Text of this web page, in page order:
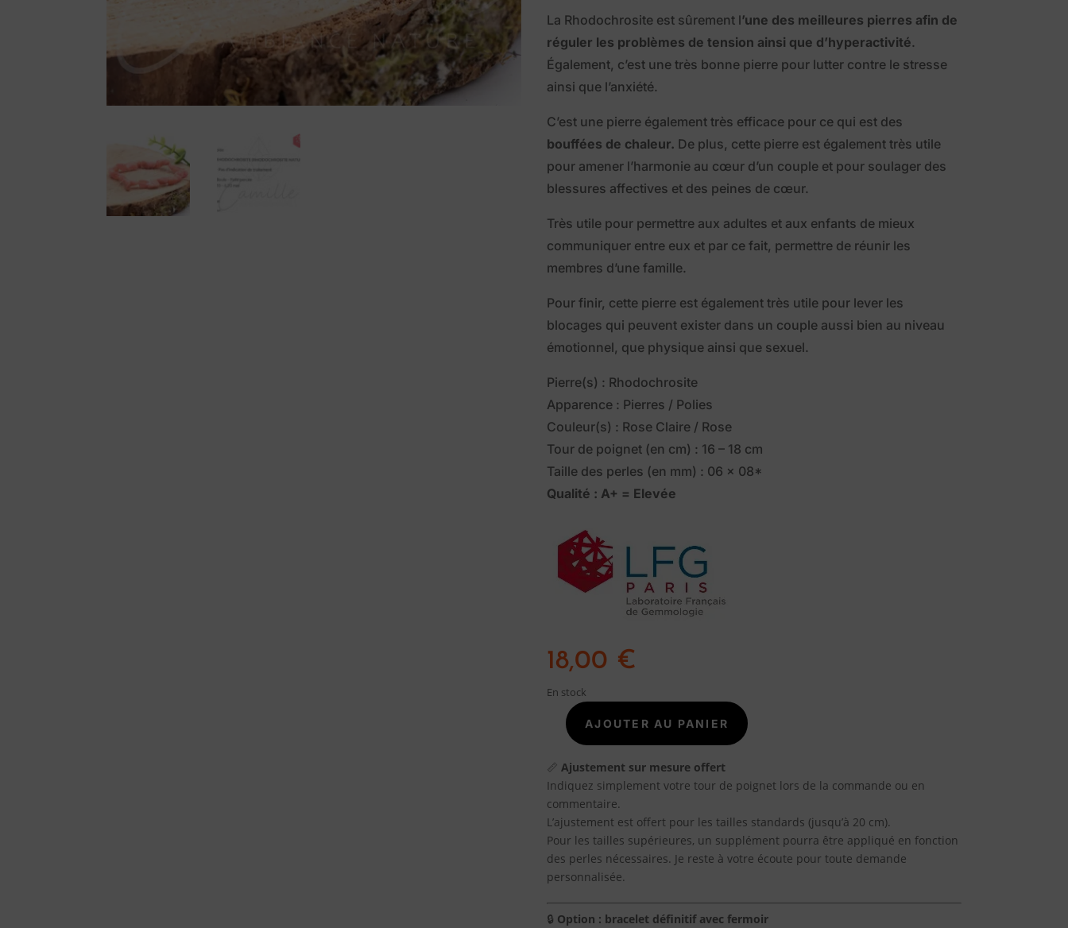
La Rhodochrosite est sûrement l’une des meilleures pierres afin de
réguler les problèmes de tension ainsi que d’hyperactivité.
Également, c’est une très bonne pierre pour lutter contre le stresse
ainsi que l’anxiété.
C’est une pierre également très efficace pour ce qui est des
bouffées de chaleur. De plus, cette pierre est également très utile
pour amener l’harmonie au cœur d’un couple et pour soulager des
blessures affectives et des peines de cœur.
Très utile pour permettre aux adultes et aux enfants de mieux
communiquer entre eux et par ce fait, permettre de réunir les
membres d’une famille.
Pour finir, cette pierre est également très utile pour lever les
blocages qui peuvent exister dans un couple aussi bien au niveau
émotionnel, que physique ainsi que sexuel.
Pierre(s) : Rhodochrosite
Apparence : Pierres / Polies
Couleur(s) : Rose Claire / Rose
Tour de poignet (en cm) : 16 – 18 cm
Taille des perles (en mm) : 06 x 08*
Qualité : A+ = Elevée
18,00 €
En stock
quantité
Bracelet
pierre
rhodochrosite
d'Argentine
AJOUTER AU PANIER
📏Ajustement sur mesure offert
Indiquez simplement votre tour de poignet lors de la commande ou en
commentaire.
L’ajustement est offert pour les tailles standards (jusqu’à 20 cm).
Pour les tailles supérieures, un supplément pourra être appliqué en fonction
des perles nécessaires. Je reste à votre écoute pour toute demande
personnalisée.
🔒 Option : bracelet définitif avec fermoir